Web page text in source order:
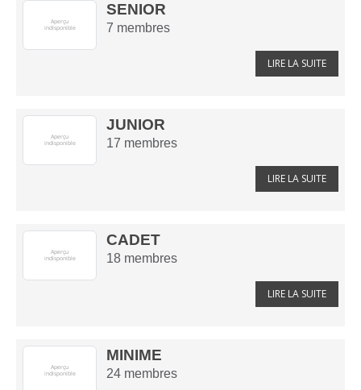
SENIOR
7 membres
LIRE LA SUITE
JUNIOR
17 membres
LIRE LA SUITE
CADET
18 membres
LIRE LA SUITE
MINIME
24 membres